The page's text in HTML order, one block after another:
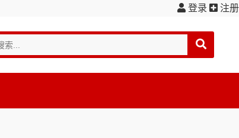
登录 注册